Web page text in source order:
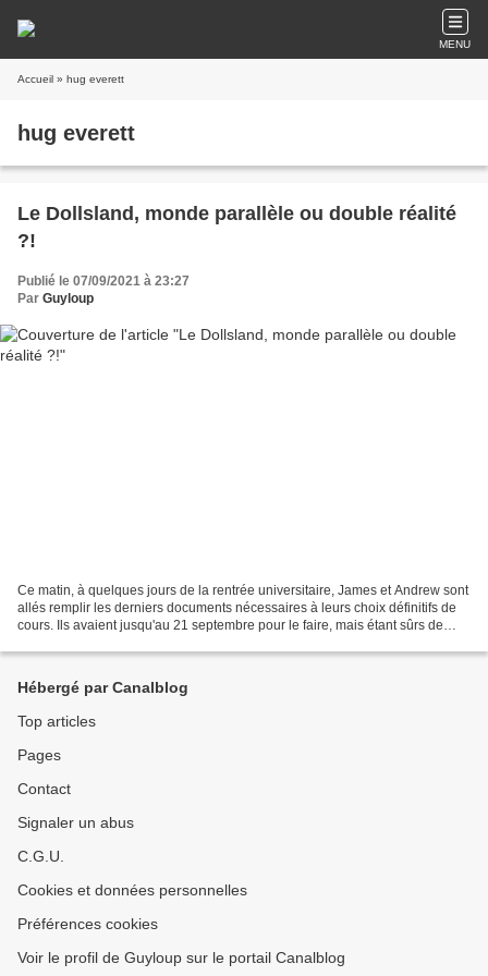
MENU
Accueil » hug everett
hug everett
Le Dollsland, monde parallèle ou double réalité
?!
Publié le 07/09/2021 à 23:27
Par Guyloup
Ce matin, à quelques jours de la rentrée universitaire, James et Andrew sont
allés remplir les derniers documents nécessaires à leurs choix définitifs de
cours. Ils avaient jusqu'au 21 septembre pour le faire, mais étant sûrs de
Hébergé par Canalblog
Top articles
Pages
Contact
Signaler un abus
C.G.U.
Cookies et données personnelles
Préférences cookies
Voir le profil de Guyloup sur le portail Canalblog